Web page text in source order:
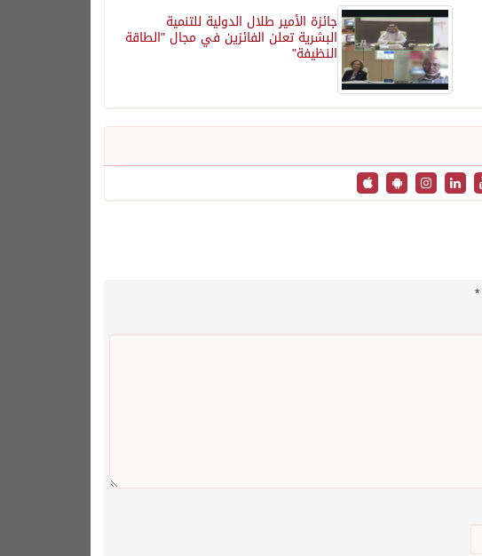
جائزة الأمير طلال الدولية للتنمية
البشرية تعلن الفائزين في مجال "الطاقة
النظيفة"
*